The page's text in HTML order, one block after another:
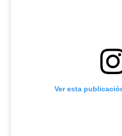
Ver esta